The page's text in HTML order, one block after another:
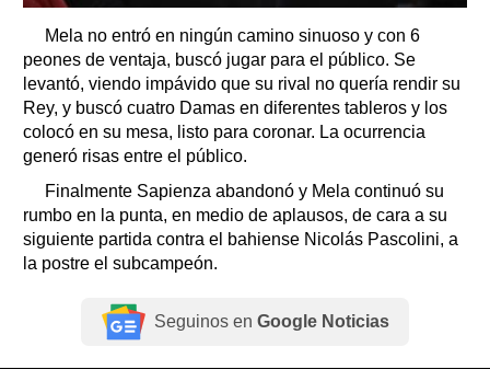
Mela no entró en ningún camino sinuoso y con 6
peones de ventaja, buscó jugar para el público. Se
levantó, viendo impávido que su rival no quería rendir su
Rey, y buscó cuatro Damas en diferentes tableros y los
colocó en su mesa, listo para coronar. La ocurrencia
generó risas entre el público.
Finalmente Sapienza abandonó y Mela continuó su
rumbo en la punta, en medio de aplausos, de cara a su
siguiente partida contra el bahiense Nicolás Pascolini, a
la postre el subcampeón.
Seguinos en Google Noticias